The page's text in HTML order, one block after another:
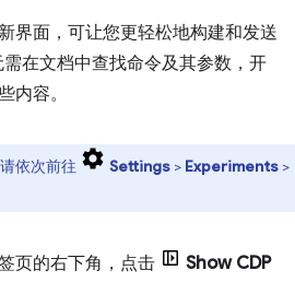
界面，可让您更轻松地构建和发送
在文档中查找命令及其参数，开
内容。
依次前往 Settings > Experiments >
页的右下角，点击
Show CDP